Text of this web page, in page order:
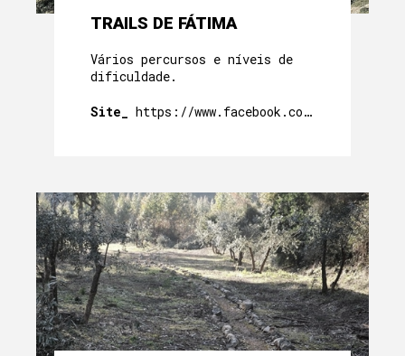
TRAILS DE FÁTIMA
Vários percursos e níveis de
dificuldade.
Site_ https://www.facebook.com/TrailFatima